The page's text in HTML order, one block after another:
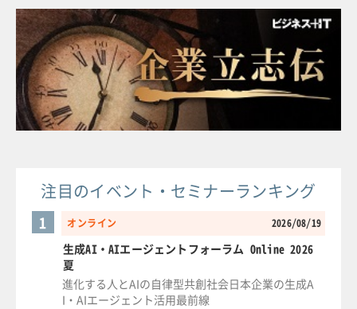
注目のイベント・セミナーランキング
オンライン 2026/08/19
1
生成AI・AIエージェントフォーラム Online 2026
夏
進化する人とAIの自律型共創社会日本企業の生成A
I・AIエージェント活用最前線